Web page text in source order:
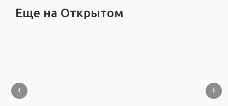
Еще на Открытом
‹ ›